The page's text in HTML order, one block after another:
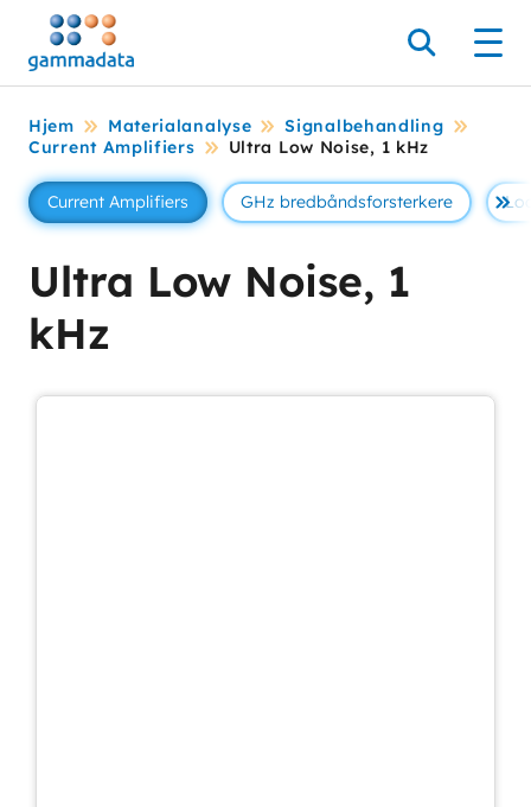
Hopp
hovedinnholdett
Søk
Hjem Materialanalyse
Signalbehandling
Current Amplifiers
Ultra Low Noise, 1 kHz
Current Amplifiers GHz bredbåndsforsterkere Se
Ultra Low Noise, 1
kHz